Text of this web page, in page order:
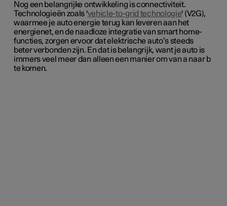
Nog een belangrijke ontwikkeling is connectiviteit.
Technologieën zoals 'vehicle-to-grid technologie' (V2G),
waarmee je auto energie terug kan leveren aan het
energienet, en de naadloze integratie van smart home-
functies, zorgen ervoor dat elektrische auto’s steeds
beter verbonden zijn. En dat is belangrijk, want je auto is
immers veel meer dan alleen een manier om van a naar b
te komen.